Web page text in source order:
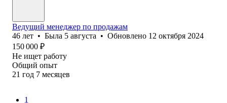
Ведущий менеджер по продажам
46 лет • Была 5 августа • Обновлено 12 октября 2024
150 000 ₽
Не ищет работу
Общий опыт
21 год 7 месяцев
1